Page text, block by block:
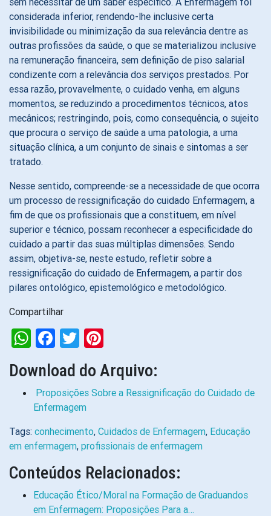
considerada inferior, rendendo-lhe inclusive certa
invisibilidade ou minimização da sua relevância dentre as
outras profissões da saúde, o que se materializou inclusive
na remuneração financeira, sem definição de piso salarial
condizente com a relevância dos serviços prestados. Por
essa razão, provavelmente, o cuidado venha, em alguns
momentos, se reduzindo a procedimentos técnicos, atos
mecânicos; restringindo, pois, como consequência, o sujeito
que procura o serviço de saúde a uma patologia, a uma
situação clínica, a um conjunto de sinais e sintomas a ser
tratado.
Nesse sentido, compreende-se a necessidade de que ocorra
um processo de ressignificação do cuidado Enfermagem, a
fim de que os profissionais que a constituem, em nível
superior e técnico, possam reconhecer a especificidade do
cuidado a partir das suas múltiplas dimensões. Sendo
assim, objetiva-se, neste estudo, refletir sobre a
ressignificação do cuidado de Enfermagem, a partir dos
pilares ontológico, epistemológico e metodológico.
Compartilhar
WhatsApp
Facebook
Twitter
Download do Arquivo:
Proposições Sobre a Ressignificação do Cuidado de
Enfermagem
Tags: conhecimento, Cuidados de Enfermagem, Educação
em enfermagem, profissionais de enfermagem
Conteúdos Relacionados:
Educação Ético/Moral na Formação de Graduandos
em Enfermagem: Proposições Para a…